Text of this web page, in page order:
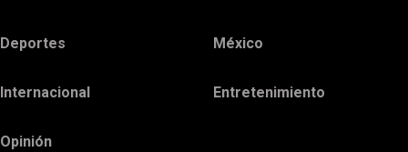
Deportes México
Internacional Entretenimiento
Opinión